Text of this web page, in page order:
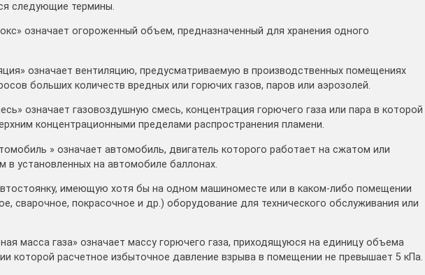
следующие термины.
означает огороженный объем, предназначенный для хранения одного
означает вентиляцию, предусматриваемую в производственных помещениях
больших количеств вредных или горючих газов, паров или аэрозолей.
означает газовоздушную смесь, концентрация горючего газа или пара в которой
концентрационными пределами распространения пламени.
» означает автомобиль, двигатель которого работает на сжатом или
в установленных на автомобиле баллонах.
имеющую хотя бы на одном машиноместе или в каком-либо помещении
сварочное, покрасочное и др.) оборудование для технического обслуживания или
масса газа» означает массу горючего газа, приходящуюся на единицу объема
которой расчетное избыточное давление взрыва в помещении не превышает 5 кПа.